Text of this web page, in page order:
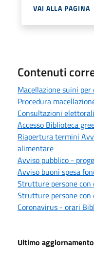
VAI ALLA PAGINA
Contenuti
Macellazione suini
Procedura
Consultazioni
Accesso Biblioteca
Riapertura termini
alimentare
Avviso pubblico -
Avviso buoni spesa
Strutture persone
Strutture persone
Coronavirus - orari
Ultimo aggiornamento